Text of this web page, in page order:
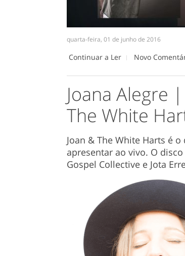
quarta-feira, 01 de junho de 2016
Continuar a Ler Novo
Joana Alegre
The White
Joan & The White Harts é
apresentar ao vivo. O
Gospel Collective e Jota